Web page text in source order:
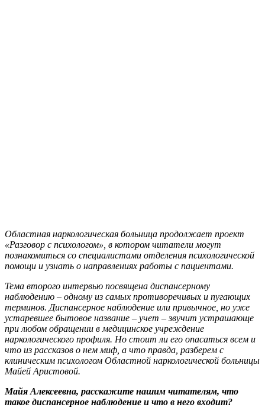
Областная наркологическая больница продолжает проект
«Разговор с психологом», в котором читатели могут
познакомиться со специалистами отделения психологической
помощи и узнать о направлениях работы с пациентами.
Тема второго интервью посвящена диспансерному
наблюдению – одному из самых противоречивых и пугающих
терминов. Диспансерное наблюдение или привычное, но уже
устаревшее бытовое название – учет – звучит устрашающе
при любом обращении в медицинское учреждение
наркологического профиля. Но стоит ли его опасаться всем и
что из рассказов о нем миф, а что правда, разберем с
клиническим психологом Областной наркологической больницы
Майей Аристовой.
Майя Алексеевна, расскажите нашим читателям, что
такое диспансерное наблюдение и что в него входит?